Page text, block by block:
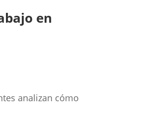
en
analizan cómo